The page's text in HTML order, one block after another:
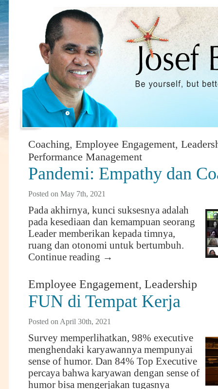
Coaching, Employee Engagement,
Performance Management
Pandemi: Empathy dan
Posted on May 7th, 2021
Pada akhirnya, kunci suksesnya adalah
pada kesediaan dan kemampuan seorang
Leader memberikan kepada timnya,
ruang dan otonomi untuk bertumbuh.
Continue reading →
Employee Engagement, Leadership
FUN di Tempat Kerja
Posted on April 30th, 2021
Survey memperlihatkan, 98% executive
menghendaki karyawannya mempunyai
sense of humor. Dan 84% Top Executive
percaya bahwa karyawan dengan sense of
humor bisa mengerjakan tugasnya